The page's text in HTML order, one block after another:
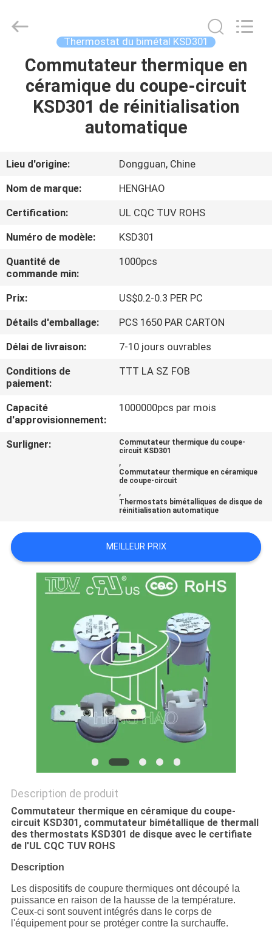
APERÇU
PRODUITS
SHOW
PROPOS
DE
NOUS
VISITE
D'USINE
CONTRÔLE
DE
LA
QUALITÉ
TOUS
LES
PRIVACY
POLICY
Hao
Electric
Thermostat du bimétal KSD301
Commutateur thermique en
céramique du coupe-circuit
KSD301 de réinitialisation
automatique
Lieu d'origine:
Dongguan, Chine
Nom de marque:
HENGHAO
Certification:
UL CQC TUV ROHS
Numéro de modèle:
KSD301
Quantité de
commande min:
1000pcs
Prix:
US$0.2-0.3 PER PC
Détails d'emballage:
PCS 1650 PAR CARTON
Délai de livraison:
7-10 jours ouvrables
Conditions de
paiement:
TTT LA SZ FOB
Capacité
d'approvisionnement:
1000000pcs par mois
Surligner:
Commutateur thermique du coupe-
circuit KSD301
,
Commutateur thermique en céramique
de coupe-circuit
,
Thermostats bimétalliques de disque de
réinitialisation automatique
MEILLEUR PRIX
Description de produit
Commutateur thermique en céramique du coupe-
circuit KSD301, commutateur bimétallique de thermall
des thermostats KSD301 de disque avec le certifiate
de l'UL CQC TUV ROHS
Description
Les dispositifs de coupure thermiques ont découpé la
puissance en raison de la hausse de la température.
Ceux-ci sont souvent intégrés dans le corps de
l'équipement pour se protéger contre la surchauffe.